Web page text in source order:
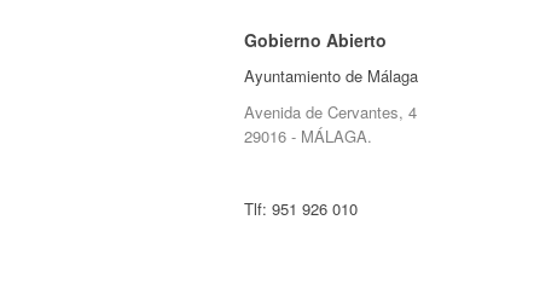
Gobierno Abierto
Ayuntamiento de Málaga
Avenida de Cervantes, 4
29016 - MÁLAGA.
Tlf: 951 926 010